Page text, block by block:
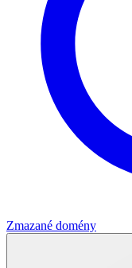
Zmazané domény